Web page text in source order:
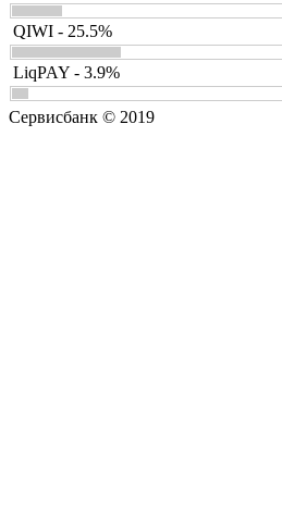
QIWI - 25.5%
LiqPAY - 3.9%
Сервисбанк © 2019